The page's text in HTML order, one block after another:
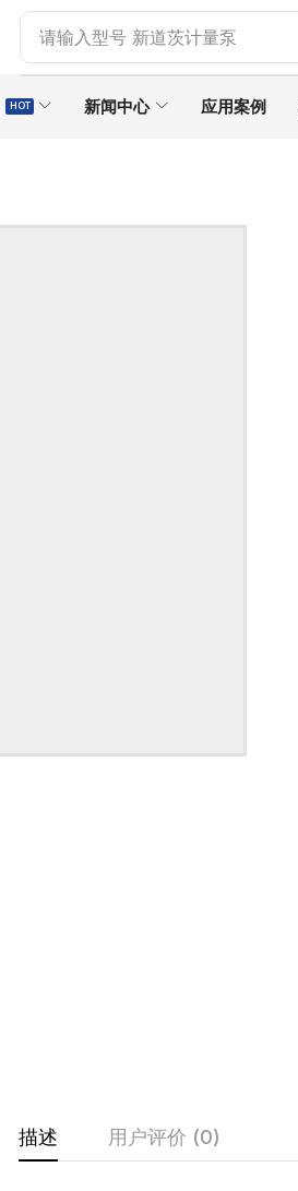
请输入型号 新道茨计量泵
HOT 新闻中心 应用案例
描述 用户评价 (0)